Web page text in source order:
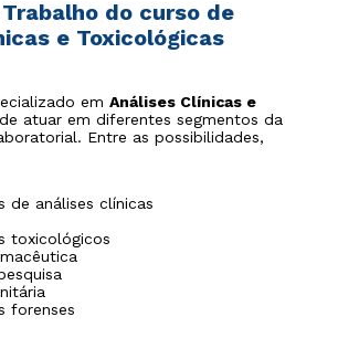
do curso de
e Toxicológicas
em Análises Clínicas e
atuar em diferentes segmentos da
Entre as possibilidades,
de análises clínicas
toxicológicos
forenses